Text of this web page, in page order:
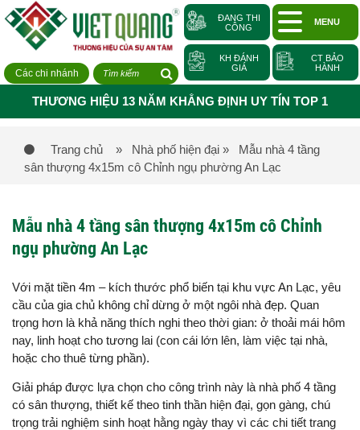
Các chi nhánh
ĐANG THI
CÔNG
MENU
KH ĐÁNH
GIÁ
CT BẢO
HÀNH
THƯƠNG HIỆU 13 NĂM KHẲNG ĐỊNH UY TÍN TOP 1
Trang chủ » Nhà phố hiện đại » Mẫu nhà 4 tầng
sân thượng 4x15m cô Chỉnh ngụ phường An Lạc
Mẫu nhà 4 tầng sân thượng 4x15m cô Chỉnh
ngụ phường An Lạc
Với mặt tiền 4m – kích thước phổ biến tại khu vực An Lạc, yêu
cầu của gia chủ không chỉ dừng ở một ngôi nhà đẹp. Quan
trọng hơn là khả năng thích nghi theo thời gian: ở thoải mái hôm
nay, linh hoạt cho tương lai (con cái lớn lên, làm việc tại nhà,
hoặc cho thuê từng phần).
Giải pháp được lựa chọn cho công trình này là nhà phố 4 tầng
có sân thượng, thiết kế theo tinh thần hiện đại, gọn gàng, chú
trọng trải nghiệm sinh hoạt hằng ngày thay vì các chi tiết trang